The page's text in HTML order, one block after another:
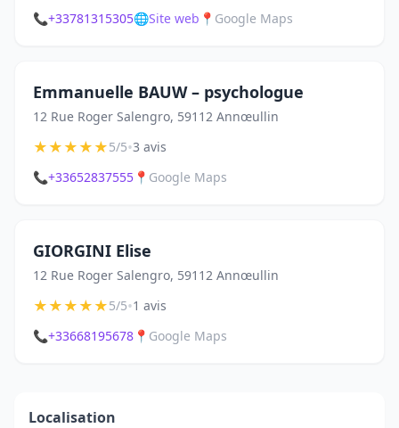
📞+33781315305🌐Site web 📍 Google Maps
Emmanuelle BAUW – psychologue
12 Rue Roger Salengro, 59112 Annœullin
★★★★★5/5•3 avis
📞+33652837555 📍 Google Maps
GIORGINI Elise
12 Rue Roger Salengro, 59112 Annœullin
★★★★★5/5•1 avis
📞+33668195678 📍 Google Maps
Localisation